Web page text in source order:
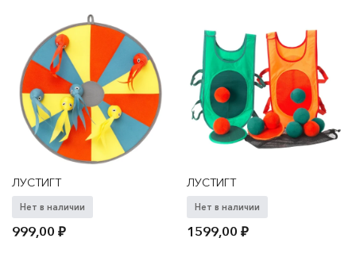
ЛУСТИГТ
Нет в наличии
999,00₽
ЛУСТИГТ
Нет в наличии
1599,00₽